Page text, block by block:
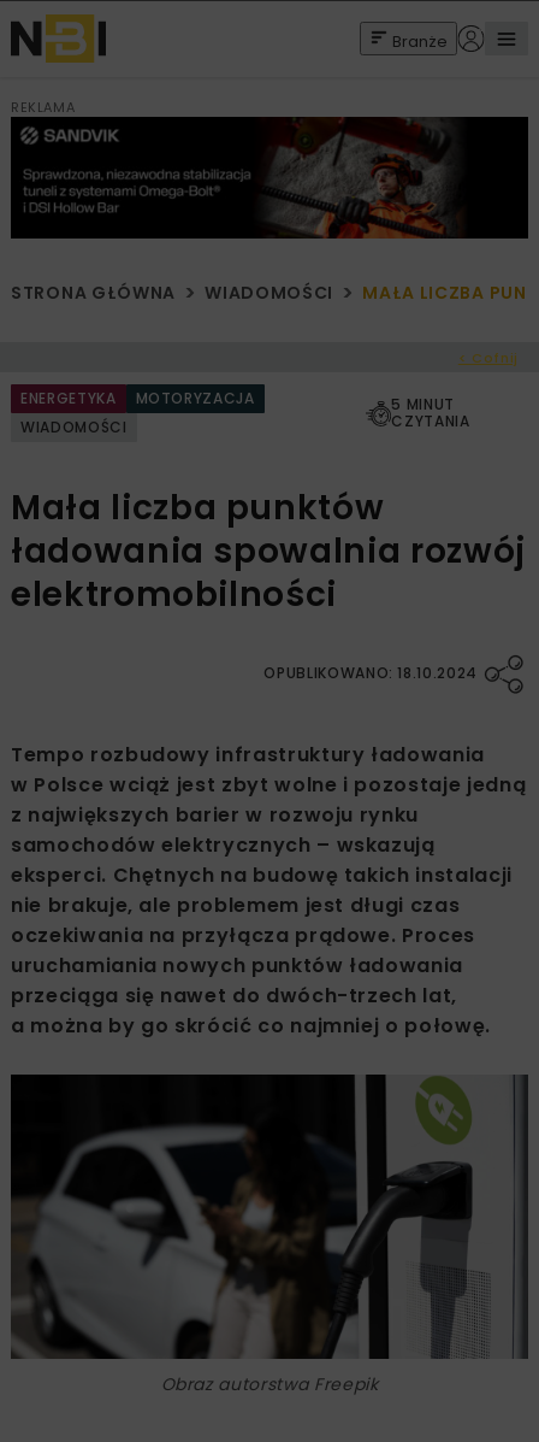
Branże
REKLAMA
STRONA GŁÓWNA WIADOMOŚCI MAŁA LICZBA
< Cofnij
ENERGETYKA
MOTORYZACJA
WIADOMOŚCI
5 MINUT
CZYTANIA
Mała liczba punktów
ładowania spowalnia rozwój
elektromobilności
OPUBLIKOWANO: 18.10.2024
Tempo rozbudowy infrastruktury ładowania
w Polsce wciąż jest zbyt wolne i pozostaje jedną
z największych barier w rozwoju rynku
samochodów elektrycznych – wskazują
eksperci. Chętnych na budowę takich instalacji
nie brakuje, ale problemem jest długi czas
oczekiwania na przyłącza prądowe. Proces
uruchamiania nowych punktów ładowania
przeciąga się nawet do dwóch-trzech lat,
a można by go skrócić co najmniej o połowę.
Obraz autorstwa Freepik